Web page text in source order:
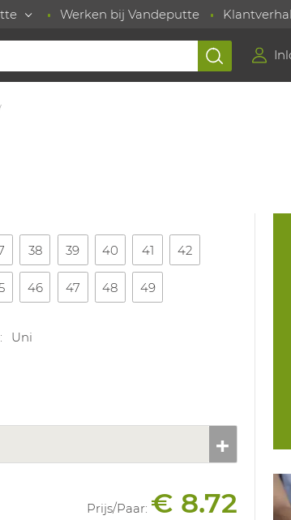
Werken bij Vandeputte
38 39 40 41 42
46 47 48 49
Uni
Prijs/Paar: € 8.72